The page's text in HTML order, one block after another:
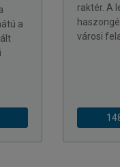
a
raktér. A
városi